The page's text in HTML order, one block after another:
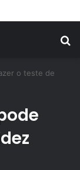
o teste de